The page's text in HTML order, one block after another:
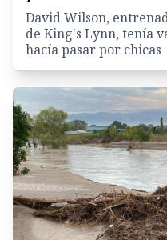
David Wilson,
de King's Lynn, tenía
hacía pasar por chicas